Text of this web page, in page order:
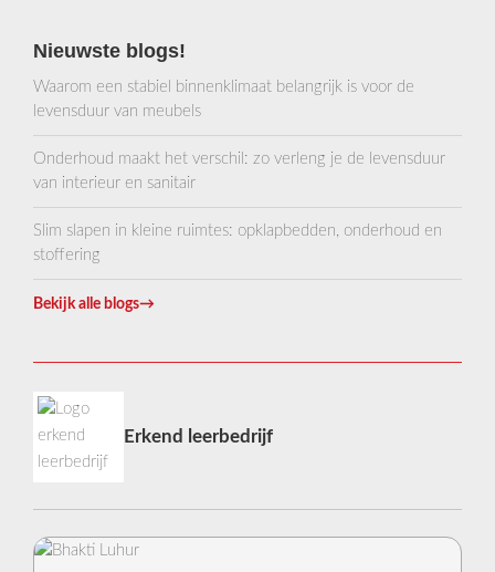
Nieuwste blogs!
Waarom een stabiel binnenklimaat belangrijk is voor de
levensduur van meubels
Onderhoud maakt het verschil: zo verleng je de levensduur
van interieur en sanitair
Slim slapen in kleine ruimtes: opklapbedden, onderhoud en
stoffering
Bekijk alle blogs→
Erkend leerbedrijf